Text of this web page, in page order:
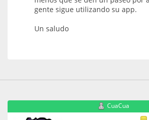
gente sigue utilizando su app.
Un saludo
CuaCua